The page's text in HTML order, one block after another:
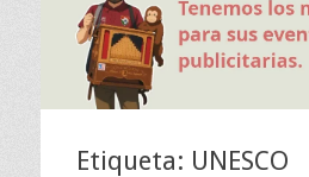
Etiqueta: UNESCO